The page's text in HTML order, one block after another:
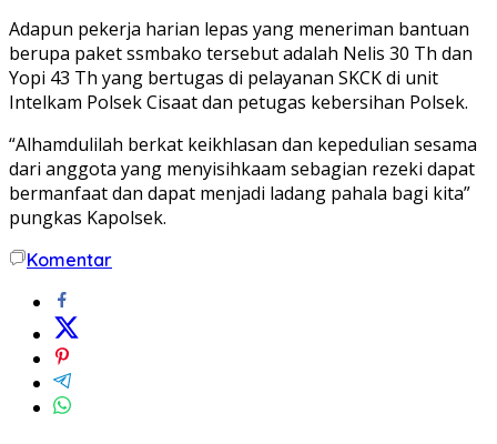
Adapun pekerja harian lepas yang meneriman bantuan
berupa paket ssmbako tersebut adalah Nelis 30 Th dan
Yopi 43 Th yang bertugas di pelayanan SKCK di unit
Intelkam Polsek Cisaat dan petugas kebersihan Polsek.
“Alhamdulilah berkat keikhlasan dan kepedulian sesama
dari anggota yang menyisihkaam sebagian rezeki dapat
bermanfaat dan dapat menjadi ladang pahala bagi kita”
pungkas Kapolsek.
Komentar